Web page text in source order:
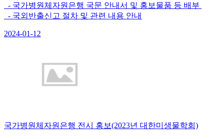
- 국가병원체자원은행 국문 안내서 및 홍보물품 등 배부
- 국외반출신고 절차 및 관련 내용 안내
2024-01-12
국가병원체자원은행 전시 홍보(2023년 대한미생물학회)